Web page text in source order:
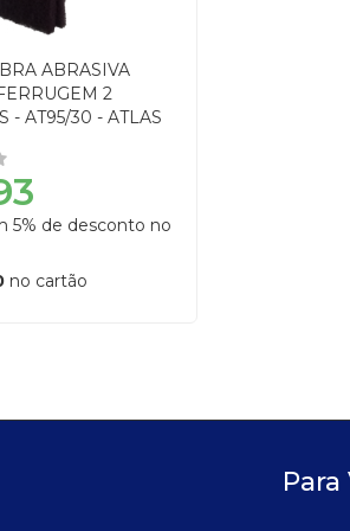
ABRASIVA
2
- AT95/30 - ATLAS
5% de desconto no
no cartão
Para